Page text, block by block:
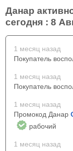
Данар
сегодня : 8
1 месяц назад
Покупатель
1 месяц назад
Покупатель
1 месяц назад
Промокод Данар
рабочий
1 месяц назад